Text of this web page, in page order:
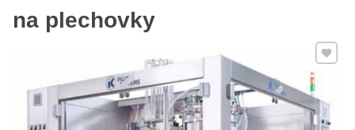
na plechovky
Pridať